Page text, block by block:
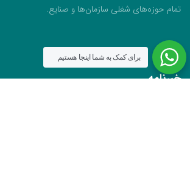
تمام حوزه‌های شغلی سازمان‌ها و صنایع.
خبرنامه
برای کمک به شما اینجا هستیم